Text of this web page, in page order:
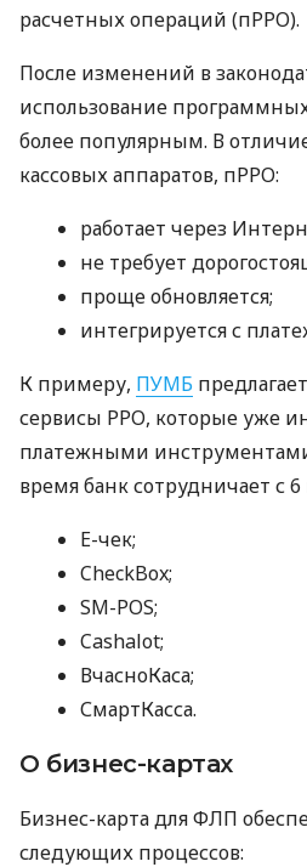
расчетных операций (пРРО).
После изменений в
использование
более популярным. В
кассовых аппаратов, пРРО:
работает через
не требует
проще обновляется;
интегрируется с
К примеру, ПУМБ
сервисы РРО, которые уже
платежными
время банк сотрудничает с
E-чек;
CheckBox;
SM-POS;
Cashalot;
ВчасноКаса;
СмартКасса.
О бизнес-картах
Бизнес-карта для ФЛП
следующих процессов: